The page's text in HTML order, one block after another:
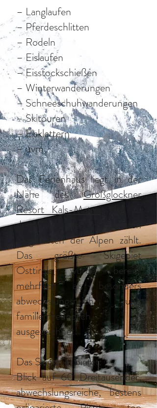
– Langlaufen
– Pferdeschlitten
– Rodeln
– Eislaufen
– Eisstockschießen
– Winterwanderungen
– Schneeschuhwanderungen
– Skitouren
– Eisklettern
– uvm
Das Ferienhaus liegt in der
Nähe desGroßglockner
Resort Kals-Matrei,das zu
den zu den schönsten
Skigebieten der Alpen zählt.
Das größte Skigebiet
Osttirols wurde bereits
mehrfach als besonders
abwechslungsreich und
familienfreundlich
ausgezeichnet!
Das Skigebiet bietet:
Blick auf 60 Dreitausender,
abwechslungsreiche, bestens